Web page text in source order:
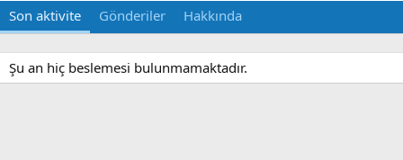
Son aktivite Gönderiler Hakkında
Şu an hiç beslemesi bulunmamaktadır.